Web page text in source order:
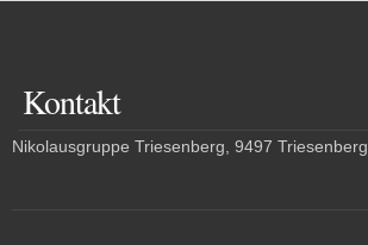
Kontakt
Nikolausgruppe Triesenberg, 9497 Triesenberg